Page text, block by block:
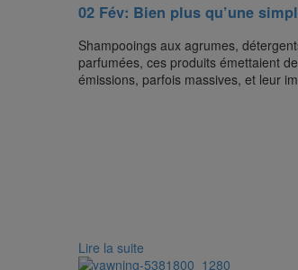
02 Fév: Bien plus qu’une
Shampooings aux agrumes,
parfumées, ces produits émettaient
émissions, parfois massives, et leur
Lire la suite